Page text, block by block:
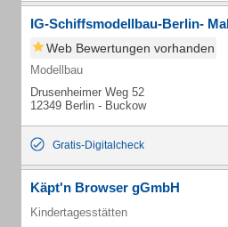
IG-Schiffsmodellbau-Berlin-
Web Bewertungen vorhanden
Modellbau
Drusenheimer Weg 52
12349 Berlin - Buckow
Gratis-Digitalcheck
Käpt'n Browser gGmbH
Kindertagesstätten